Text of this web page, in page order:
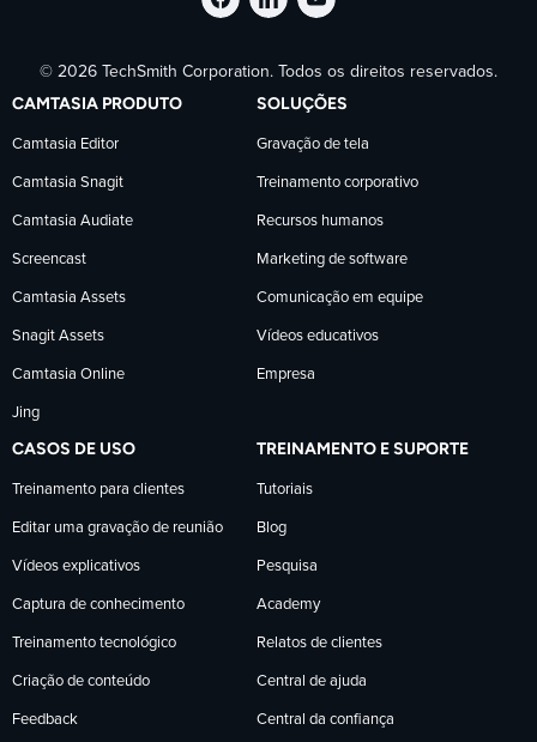
Siga
a
TechSmith
no
Facebook
Siga
a
TechSmith
LinkedIn
Siga
a
TechSmith
no
YouTube
© 2026 TechSmith Corporation. Todos os direitos reservados.
CAMTASIA PRODUTO
Camtasia Editor
Camtasia Snagit
Camtasia Audiate
Screencast
Camtasia Assets
Snagit Assets
Camtasia Online
Jing
SOLUÇÕES
Gravação de tela
Treinamento corporativo
Recursos humanos
Marketing de software
Comunicação em equipe
Vídeos educativos
Empresa
CASOS DE USO
Treinamento para clientes
Editar uma gravação de reunião
Vídeos explicativos
Captura de conhecimento
Treinamento tecnológico
Criação de conteúdo
Feedback
TREINAMENTO E SUPORTE
Tutoriais
Blog
Pesquisa
Academy
Relatos de clientes
Central de ajuda
Central da confiança